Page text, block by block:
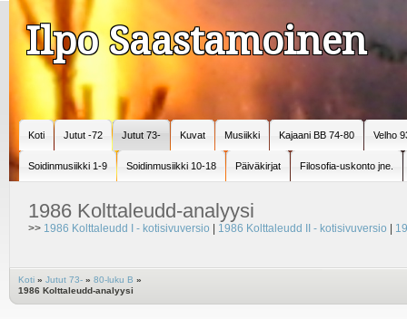
Ilpo Saastamoinen
Koti Jutut -72 Jutut 73- Kuvat Musiikki Kajaani BB 74-80 Velho
Soidinmusiikki 1-9 Soidinmusiikki 10-18 Päiväkirjat Filosofia-uskonto jne.
1986 Kolttaleudd-analyysi
>> 1986 Kolttaleudd I - kotisivuversio 1986 Kolttaleudd II - kotisivuversio
Koti » Jutut 73- » 80-luku B »
1986 Kolttaleudd-analyysi